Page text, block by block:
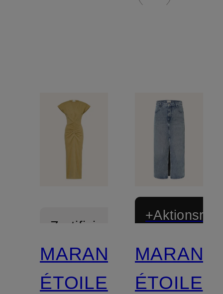
Zertifiziert
MARANT
ÉTOILE
MARANT
ÉTOILE